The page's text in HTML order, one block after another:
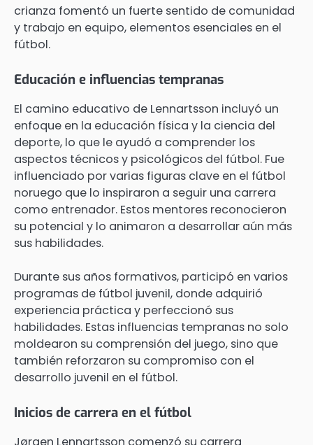
crianza fomentó un fuerte sentido de comunidad
y trabajo en equipo, elementos esenciales en el
fútbol.
Educación e influencias tempranas
El camino educativo de Lennartsson incluyó un
enfoque en la educación física y la ciencia del
deporte, lo que le ayudó a comprender los
aspectos técnicos y psicológicos del fútbol. Fue
influenciado por varias figuras clave en el fútbol
noruego que lo inspiraron a seguir una carrera
como entrenador. Estos mentores reconocieron
su potencial y lo animaron a desarrollar aún más
sus habilidades.
Durante sus años formativos, participó en varios
programas de fútbol juvenil, donde adquirió
experiencia práctica y perfeccionó sus
habilidades. Estas influencias tempranas no solo
moldearon su comprensión del juego, sino que
también reforzaron su compromiso con el
desarrollo juvenil en el fútbol.
Inicios de carrera en el fútbol